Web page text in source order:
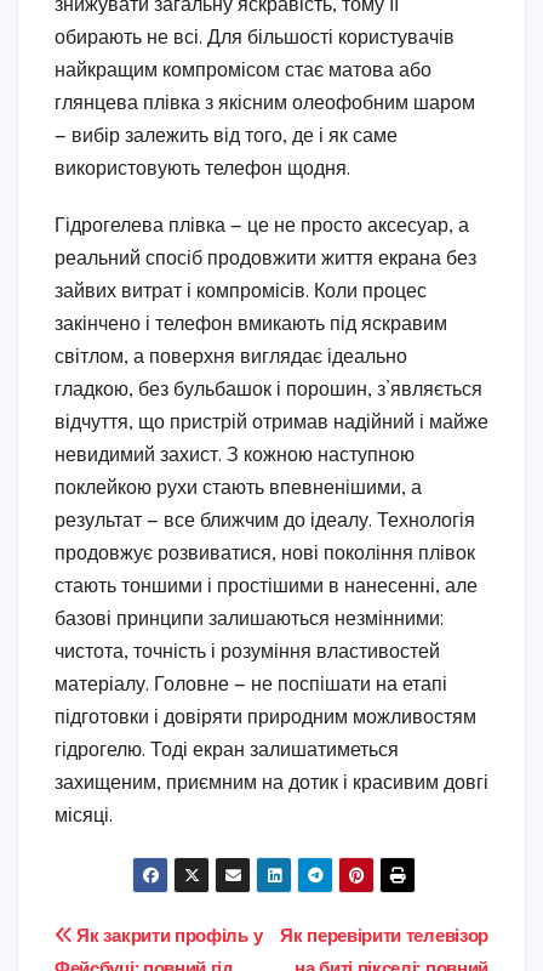
знижувати загальну яскравість, тому її
обирають не всі. Для більшості користувачів
найкращим компромісом стає матова або
глянцева плівка з якісним олеофобним шаром
— вибір залежить від того, де і як саме
використовують телефон щодня.
Гідрогелева плівка — це не просто аксесуар, а
реальний спосіб продовжити життя екрана без
зайвих витрат і компромісів. Коли процес
закінчено і телефон вмикають під яскравим
світлом, а поверхня виглядає ідеально
гладкою, без бульбашок і порошин, з’являється
відчуття, що пристрій отримав надійний і майже
невидимий захист. З кожною наступною
поклейкою рухи стають впевненішими, а
результат — все ближчим до ідеалу. Технологія
продовжує розвиватися, нові покоління плівок
стають тоншими і простішими в нанесенні, але
базові принципи залишаються незмінними:
чистота, точність і розуміння властивостей
матеріалу. Головне — не поспішати на етапі
підготовки і довіряти природним можливостям
гідрогелю. Тоді екран залишатиметься
захищеним, приємним на дотик і красивим довгі
місяці.
Навігація
Як перевірити телевізор
Як закрити профіль у